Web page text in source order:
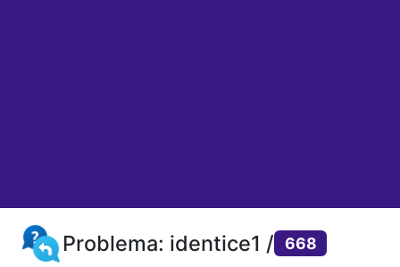
Problema: identice1 / 668